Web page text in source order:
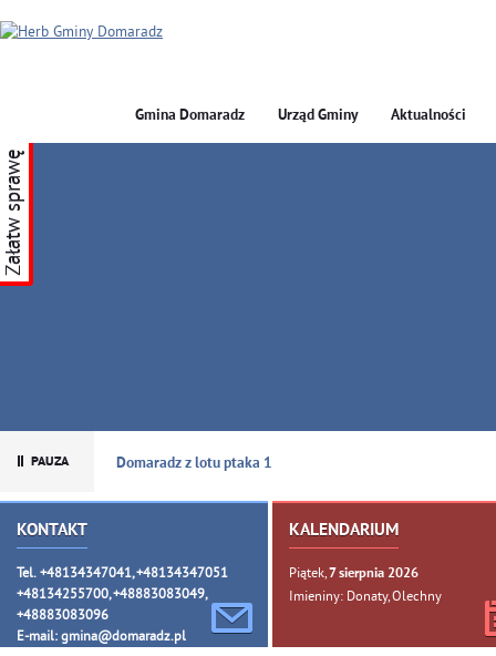
GMINA DOMARADZ
Gmina Domaradz Urząd Gminy Aktualności
Domaradz z lotu ptaka 1
KONTAKT
Tel. +48134347041, +48134347051
+48134255700, +48883083049,
+48883083096
E-mail: gmina@domaradz.pl
KALENDARIUM
Piątek, 7sierpnia 2026
Imieniny: Donaty, Olechny
Załatw sprawę